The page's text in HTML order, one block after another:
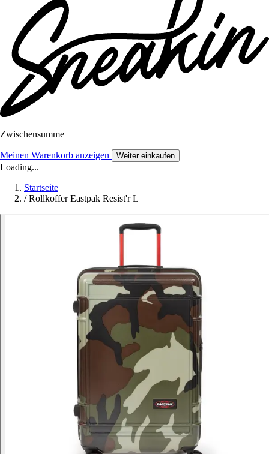
Zwischensumme
Meinen Warenkorb anzeigen Weiter einkaufen
Loading...
Startseite
/ Rollkoffer Eastpak Resist'r L